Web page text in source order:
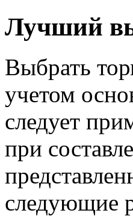
Лучший
Выбрать
учетом
следует
при
следующие